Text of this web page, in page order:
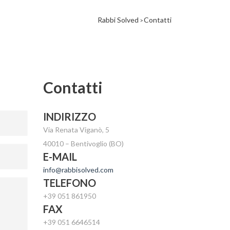
Rabbi Solved >Contatti
Contatti
INDIRIZZO
Via Renata Viganò, 5
40010 – Bentivoglio (BO)
E-MAIL
info@rabbisolved.com
TELEFONO
+39 051 861950
FAX
+39 051 6646514